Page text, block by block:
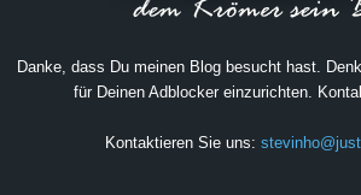
Danke, dass Du meinen Blog besucht hast.
für Deinen Adblocker einzurichten.
Kontaktieren Sie uns: